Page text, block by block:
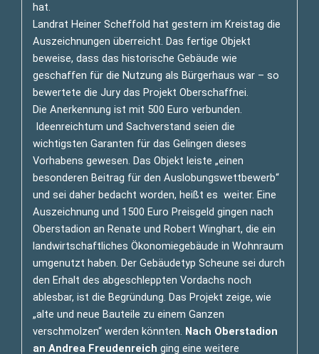
hat.
Landrat Heiner Scheffold hat gestern im Kreistag die
Auszeichnungen überreicht. Das fertige Objekt
beweise, dass das historische Gebäude wie
geschaffen für die Nutzung als Bürgerhaus war – so
bewertete die Jury das Projekt Oberschaffnei.
Die Anerkennung ist mit 500 Euro verbunden.
Ideenreichtum und Sachverstand seien die
wichtigsten Garanten für das Gelingen dieses
Vorhabens gewesen. Das Objekt leiste „einen
besonderen Beitrag für den Auslobungswettbewerb“
und sei daher bedacht worden, heißt es weiter. Eine
Auszeichnung und 1500 Euro Preisgeld gingen nach
Oberstadion an Renate und Robert Winghart, die ein
landwirtschaftliches Ökonomiegebäude in Wohnraum
umgenutzt haben. Der Gebäudetyp Scheune sei durch
den Erhalt des abgeschleppten Vordachs noch
ablesbar, ist die Begründung. Das Projekt zeige, wie
„alte und neue Bauteile zu einem Ganzen
verschmolzen“ werden könnten. Nach Oberstadion
an Andrea Freudenreich ging eine weitere